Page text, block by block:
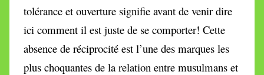
tolérance et ouverture signifie avant de venir dire
ici comment il est juste de se comporter! Cette
absence de réciprocité est l’une des marques les
plus choquantes de la relation entre musulmans et